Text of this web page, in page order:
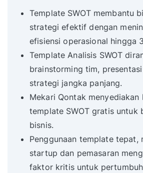
Template SWOT membantu
strategi efektif dengan
efisiensi operasional hingga
Template Analisis SWOT
brainstorming tim,
strategi jangka panjang.
Mekari Qontak menyediakan
template SWOT gratis untuk
bisnis.
Penggunaan template tepat,
startup dan pemasaran
faktor kritis untuk